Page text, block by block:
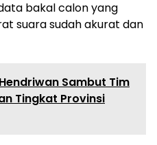
bakal calon yang
suara sudah akurat dan
Sambut Tim
Tingkat Provinsi